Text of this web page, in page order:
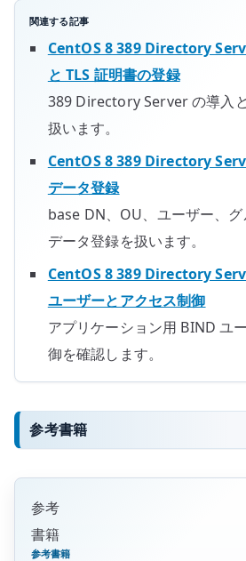
関連する記事
CentOS 8 389 Directory
と TLS 証明書の登録
389 Directory Server の導入
扱います。
CentOS 8 389 Directory
データ登録
base DN、OU、ユーザー、
データ登録を扱います。
CentOS 8 389 Directory
ユーザーとアクセス制御
アプリケーション用 BIND ユ
御を確認します。
参考書籍
参考
書籍
参考書籍